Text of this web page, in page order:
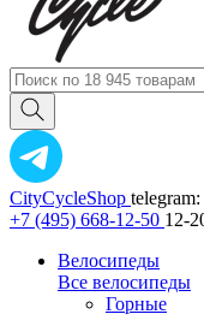
CityCycleShop
+7 (495) 668-12-50 12-
Велосипеды
Все велосипеды
Горные